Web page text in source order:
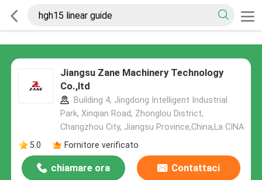
Jiangsu Zane Machinery Technology
Co.,ltd
Building 4, Jingdong Intelligent Industrial
Park, Xinqian Road, Zhonglou District,
Changzhou City, Jiangsu Province,China,La CINA
5.0
Fornitore verificato
chiamare ora Contattaci